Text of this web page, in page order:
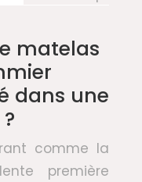
matelas
dans une
comme la
première